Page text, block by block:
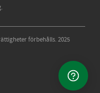
förbehålls. 2025